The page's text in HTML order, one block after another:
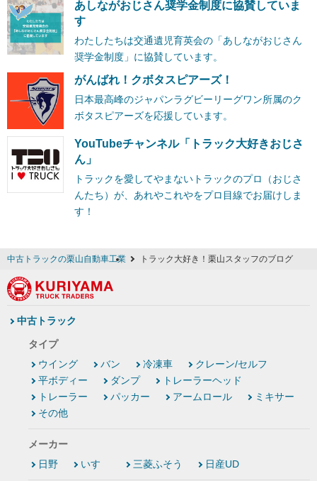
あしながおじさん奨学金制度に協賛していま
す
わたしたちは交通遺児育英会の「あしながおじさん
奨学金制度」に協賛しています。
がんばれ！クボタスピアーズ！
日本最高峰のジャパンラグビーリーグワン所属のク
ボタスピアーズを応援しています。
YouTubeチャンネル「トラック大好きおじさ
ん」
トラックを愛してやまないトラックのプロ（おじさ
んたち）が、あれやこれやをプロ目線でお届けしま
す！
中古トラックの栗山自動車工業 トラック大好き！栗山スタッフのブログ
中古トラック
タイプ
ウイング
バン 冷凍車
クレーン/セルフ
平ボディー
ダンプ
トレーラーヘッド
トレーラー
パッカー アームロール
ミキサー
その他
メーカー
日野
いすゞ 三菱ふそう 日産UD